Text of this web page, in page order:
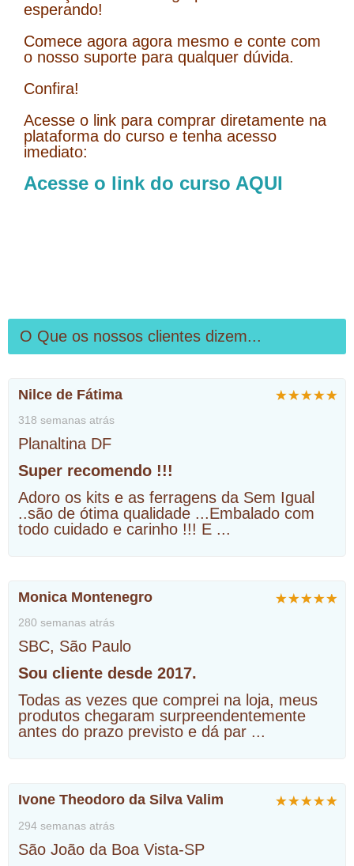
esperando!
Comece agora agora mesmo e conte com
o nosso suporte para qualquer dúvida.
Confira!
Acesse o link para comprar diretamente na
plataforma do curso e tenha acesso
imediato:
Acesse o link do curso AQUI
O Que os nossos clientes dizem...
Nilce de Fátima
318 semanas atrás
Planaltina DF
Super recomendo !!!
Adoro os kits e as ferragens da Sem Igual
..são de ótima qualidade ...Embalado com
todo cuidado e carinho !!! E ...
Monica Montenegro
280 semanas atrás
SBC, São Paulo
Sou cliente desde 2017.
Todas as vezes que comprei na loja, meus
produtos chegaram surpreendentemente
antes do prazo previsto e dá par ...
Ivone Theodoro da Silva Valim
294 semanas atrás
São João da Boa Vista-SP